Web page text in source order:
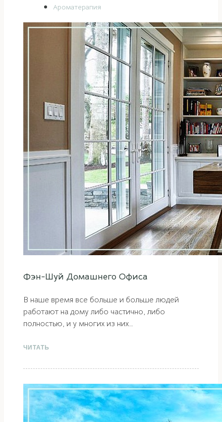
Ароматерапия
Фэн-Шуй Домашнего Офиса
В наше время все больше и больше людей
работают на дому либо частично, либо
полностью, и у многих из них…
ЧИТАТЬ